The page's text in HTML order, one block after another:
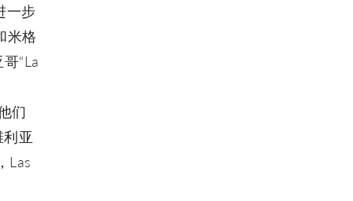
一步
米格
“La
们
亚
Las